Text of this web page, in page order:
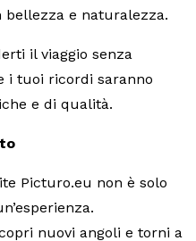
e naturalezza.
il viaggio senza
i tuoi ricordi saranno
e di qualità.
Picturo.eu non è solo
nuovi angoli e torni a